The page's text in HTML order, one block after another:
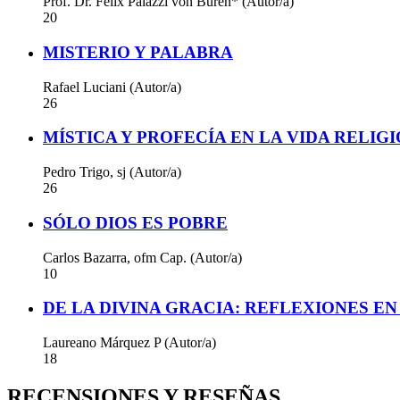
20
MISTERIO Y PALABRA
Rafael Luciani (Autor/a)
26
MÍSTICA Y PROFECÍA EN LA VIDA
Pedro Trigo, sj (Autor/a)
26
SÓLO DIOS ES POBRE
Carlos Bazarra, ofm Cap. (Autor/a)
10
DE LA DIVINA GRACIA: REFLEXIONES
Laureano Márquez P (Autor/a)
18